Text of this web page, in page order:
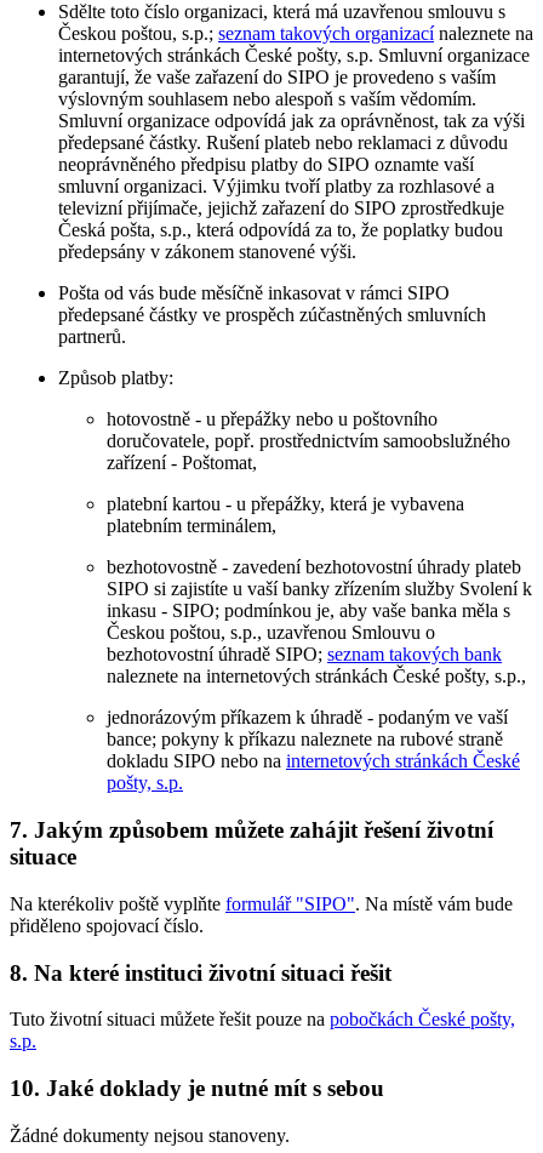
Sdělte toto číslo organizaci, která má uzavřenou smlouvu s
Českou poštou, s.p.; seznam takových organizacínaleznete na
internetových stránkách České pošty, s.p. Smluvní organizace
garantují, že vaše zařazení do SIPO je provedeno s vaším
výslovným souhlasem nebo alespoň s vaším vědomím.
Smluvní organizace odpovídá jak za oprávněnost, tak za výši
předepsané částky. Rušení plateb nebo reklamaci z důvodu
neoprávněného předpisu platby do SIPO oznamte vaší
smluvní organizaci. Výjimku tvoří platby za rozhlasové a
televizní přijímače, jejichž zařazení do SIPO zprostředkuje
Česká pošta, s.p., která odpovídá za to, že poplatky budou
předepsány v zákonem stanovené výši.
Pošta od vás bude měsíčně inkasovat v rámci SIPO
předepsané částky ve prospěch zúčastněných smluvních
partnerů.
Způsob platby:
hotovostně - u přepážky nebo u poštovního
doručovatele, popř. prostřednictvím samoobslužného
zařízení - Poštomat,
platební kartou - u přepážky, která je vybavena
platebním terminálem,
bezhotovostně - zavedení bezhotovostní úhrady plateb
SIPO si zajistíte u vaší banky zřízením služby Svolení k
inkasu - SIPO; podmínkou je, aby vaše banka měla s
Českou poštou, s.p., uzavřenou Smlouvu o
bezhotovostní úhradě SIPO; seznam takových bank
naleznete na internetových stránkách České pošty, s.p.,
jednorázovým příkazem k úhradě - podaným ve vaší
bance; pokyny k příkazu naleznete na rubové straně
dokladu SIPO nebo na internetových stránkách České
pošty, s.p.
7. Jakým způsobem můžete zahájit řešení životní
situace
Na kterékoliv poště vyplňte formulář "SIPO". Na místě vám bude
přiděleno spojovací číslo.
8. Na které instituci životní situaci řešit
Tuto životní situaci můžete řešit pouze na pobočkách České pošty,
s.p.
10. Jaké doklady je nutné mít s sebou
Žádné dokumenty nejsou stanoveny.